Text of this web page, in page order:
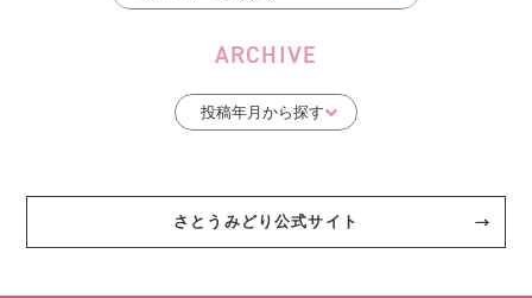
ARCHIVE
さとうみどり公式サイト